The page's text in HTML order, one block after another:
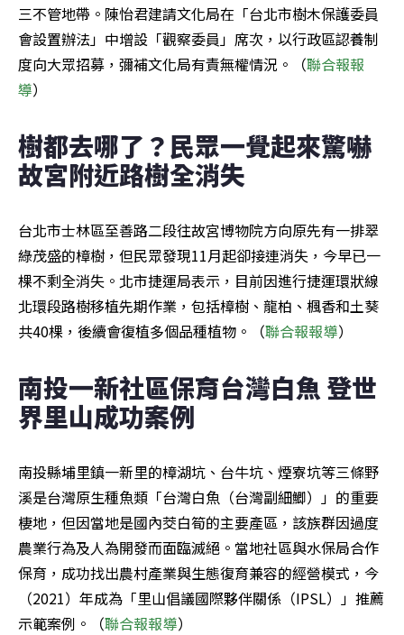
三不管地帶。陳怡君建請文化局在「台北市樹木保護委員
會設置辦法」中增設「觀察委員」席次，以行政區認養制
度向大眾招募，彌補文化局有責無權情況。（聯合報報
導）
樹都去哪了？民眾一覺起來驚嚇
故宮附近路樹全消失
台北市士林區至善路二段往故宮博物院方向原先有一排翠
綠茂盛的樟樹，但民眾發現11月起卻接連消失，今早已一
棵不剩全消失。北市捷運局表示，目前因進行捷運環狀線
北環段路樹移植先期作業，包括樟樹、龍柏、楓香和土葵
共40棵，後續會復植多個品種植物。（聯合報報導）
南投一新社區保育台灣白魚 登世
界里山成功案例
南投縣埔里鎮一新里的樟湖坑、台牛坑、煙寮坑等三條野
溪是台灣原生種魚類「台灣白魚（台灣副細鯽）」的重要
棲地，但因當地是國內茭白筍的主要產區，該族群因過度
農業行為及人為開發而面臨滅絕。當地社區與水保局合作
保育，成功找出農村產業與生態復育兼容的經營模式，今
（2021）年成為「里山倡議國際夥伴關係（IPSL）」推薦
示範案例。（聯合報報導）